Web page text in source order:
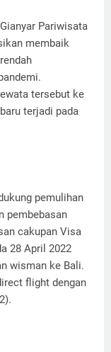
Pariwisata
membaik
tersebut ke
terjadi pada
pemulihan
pembebasan
cakupan Visa
28 April 2022
wisman ke Bali.
flight dengan